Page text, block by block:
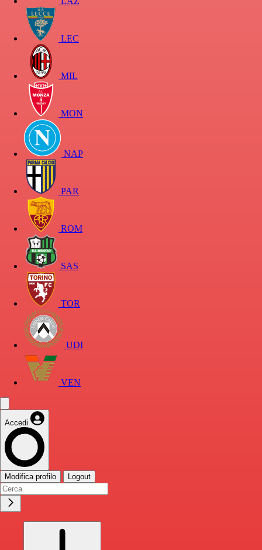
LEC
MIL
MON
NAP
PAR
ROM
SAS
TOR
UDI
VEN
Accedi
Modifica profilo Logout